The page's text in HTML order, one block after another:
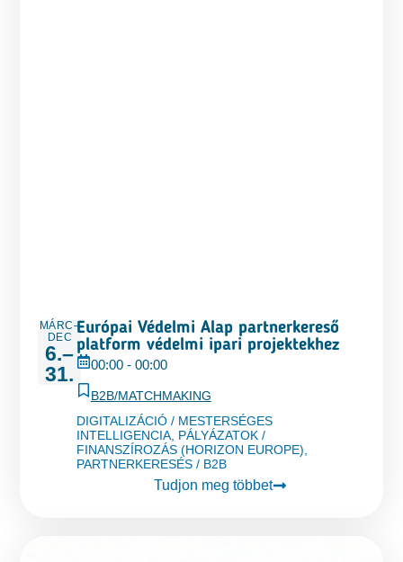
MÁRC–
DEC
6.–
31.
Európai Védelmi Alap partnerkereső
platform védelmi ipari projektekhez
00:00 - 00:00
B2B/MATCHMAKING
DIGITALIZÁCIÓ / MESTERSÉGES
INTELLIGENCIA, PÁLYÁZATOK /
FINANSZÍROZÁS (HORIZON EUROPE)
PARTNERKERESÉS / B2B
Tudjon meg többet